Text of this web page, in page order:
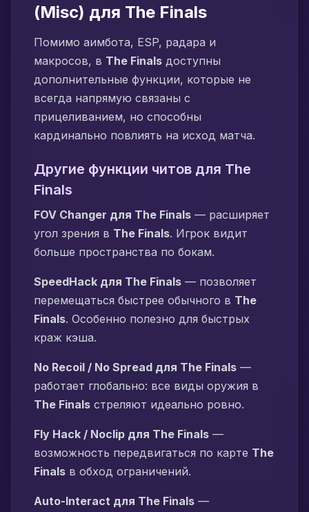
(Misc) для The Finals
Помимо аимбота, ESP, радара и
макросов, в The Finals доступны
дополнительные функции, которые не
всегда напрямую связаны с
прицеливанием, но способны
кардинально повлиять на исход матча.
Другие функции читов для The
Finals
FOV Changer для The Finals — расширяет
угол зрения в The Finals. Игрок видит
больше пространства по бокам.
SpeedHack для The Finals — позволяет
перемещаться быстрее обычного в The
Finals. Особенно полезно для быстрых
краж кэша.
No Recoil / No Spread для The Finals —
работает глобально: все виды оружия в
The Finals стреляют идеально ровно.
Fly Hack / Noclip для The Finals —
возможность передвигаться по карте The
Finals в обход ограничений.
Auto-Interact для The Finals —